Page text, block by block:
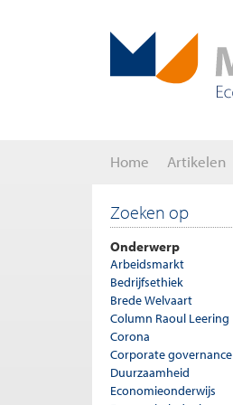
Home Artikelen
Zoeken op
Onderwerp
Arbeidsmarkt
Bedrijfsethiek
Brede Welvaart
Column Raoul Leering
Corona
Corporate governance
Duurzaamheid
Economieonderwijs